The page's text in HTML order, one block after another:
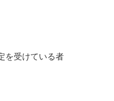
を受けている者